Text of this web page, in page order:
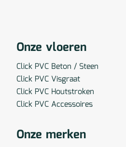
Onze vloeren
Click PVC Beton / Steen
Click PVC Visgraat
Click PVC Houtstroken
Click PVC Accessoires
Onze merken